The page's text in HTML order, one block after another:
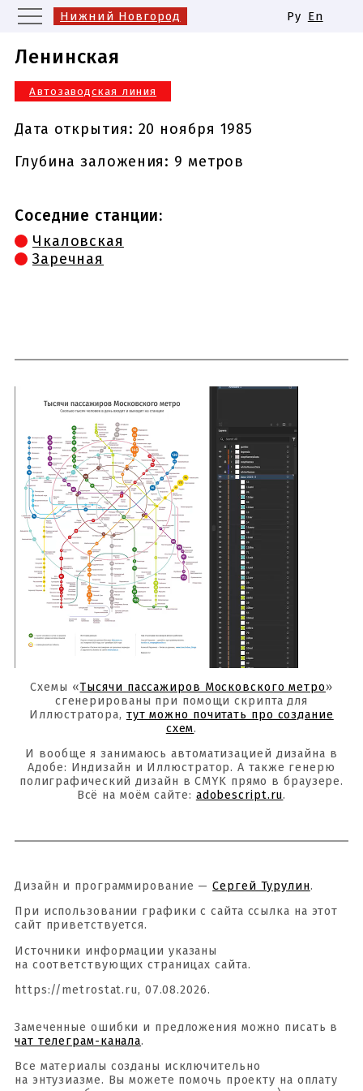
Нижний Новгород
Екатеринбург
Новосибирск
Одинаковые названия станций
метро
Ру En
Ленинская
Автозаводская линия
Дата открытия: 20 ноября 1985
Глубина заложения: 9 метров
Соседние станции:
Чкаловская
Заречная
Схемы «Тысячи пассажиров Московского метро»
сгенерированы при помощи скрипта для
Иллюстратора, тут можно почитать про создание
схем.
И вообще я занимаюсь автоматизацией дизайна в
Адобе: Индизайн и Иллюстратор. А также генерю
полиграфический дизайн в CMYK прямо в браузере.
Всё на моём сайте: adobescript.ru.
Дизайн и программирование —Сергей Турулин.
При использовании графики с сайта ссылка на этот
сайт приветствуется.
Источники информации указаны
на соответствующих страницах сайта.
https://metrostat.ru, 07.08.2026.
Замеченные ошибки и предложения можно писать в
чат телеграм-канала.
Все материалы созданы исключительно
на энтузиазме. Вы можете помочь проекту на оплату